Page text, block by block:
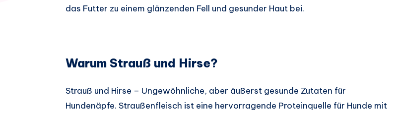
teilen.das Futter zu einem glänzenden Fell und gesunder Haut bei.
Warum Strauß und Hirse?
Strauß und Hirse – Ungewöhnliche, aber äußerst gesunde Zutaten für
Hundenäpfe. Straußenfleisch ist eine hervorragende Proteinquelle für Hunde mit